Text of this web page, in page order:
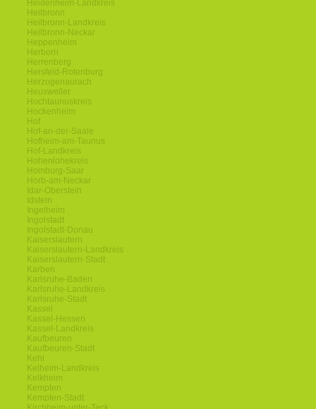
Heidenheim-Landkreis
Heilbronn
Heilbronn-Landkreis
Heilbronn-Neckar
Heppenheim
Herborn
Herrenberg
Hersfeld-Rotenburg
Herzogenaurach
Heusweiler
Hochtaunuskreis
Hockenheim
Hof
Hof-an-der-Saale
Hofheim-am-Taunus
Hof-Landkreis
Hohenlohekreis
Homburg-Saar
Horb-am-Neckar
Idar-Oberstein
Idstein
Ingelheim
Ingolstadt
Ingolstadt-Donau
Kaiserslautern
Kaiserslautern-Landkreis
Kaiserslautern-Stadt
Karben
Karlsruhe-Baden
Karlsruhe-Landkreis
Karlsruhe-Stadt
Kassel
Kassel-Hessen
Kassel-Landkreis
Kaufbeuren
Kaufbeuren-Stadt
Kehl
Kelheim-Landkreis
Kelkheim
Kempten
Kempten-Stadt